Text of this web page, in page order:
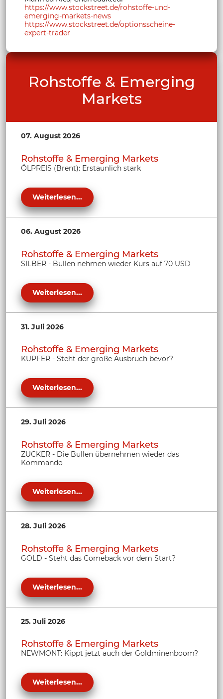
https://www.stockstreet.de/rohstoffe-und-
emerging-markets-news
https://www.stockstreet.de/optionsscheine-
expert-trader
Rohstoffe & Emerging
Markets
07. August 2026
Rohstoffe & Emerging Markets
ÖLPREIS (Brent): Erstaunlich stark
Weiterlesen...
06. August 2026
Rohstoffe & Emerging Markets
SILBER - Bullen nehmen wieder Kurs auf 70 USD
Weiterlesen...
31. Juli 2026
Rohstoffe & Emerging Markets
KUPFER - Steht der große Ausbruch bevor?
Weiterlesen...
29. Juli 2026
Rohstoffe & Emerging Markets
ZUCKER - Die Bullen übernehmen wieder das
Kommando
Weiterlesen...
28. Juli 2026
Rohstoffe & Emerging Markets
GOLD - Steht das Comeback vor dem Start?
Weiterlesen...
25. Juli 2026
Rohstoffe & Emerging Markets
NEWMONT: Kippt jetzt auch der Goldminenboom?
Weiterlesen...